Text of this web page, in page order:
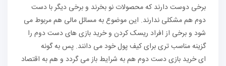
برخی دوست دارند که محصولات نو بخرند و برخی دیگر با دست
دوم هم مشکلی ندارند. این موضوع به مسائل مالی هم مربوط می
شود و برخی از افراد ریسک کردن و خرید بازی های دست دوم را
گزینه مناسب تری برای کیف پول خود می دانند. پس به گونه
ایخرید بازی دست دومهم به شرایط باز می گردد و هم به اقتصاد